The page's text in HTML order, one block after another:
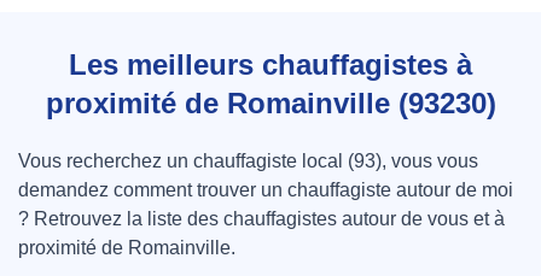
Les meilleurs chauffagistes à
proximité de Romainville (93230)
Vous recherchez un chauffagiste local (93), vous vous
demandez comment trouver un chauffagiste autour de moi
? Retrouvez la liste des chauffagistes autour de vous et à
proximité de Romainville.